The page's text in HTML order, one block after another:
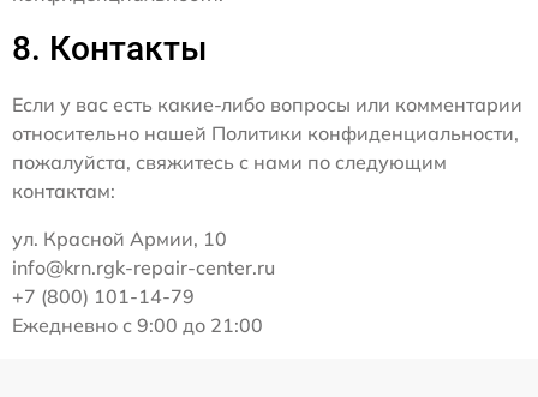
8. Контакты
Если у вас есть какие-либо вопросы или комментарии
относительно нашей Политики конфиденциальности,
пожалуйста, свяжитесь с нами по следующим
контактам:
ул. Красной Армии, 10
info@krn.rgk-repair-center.ru
+7 (800) 101-14-79
Ежедневно с 9:00 до 21:00